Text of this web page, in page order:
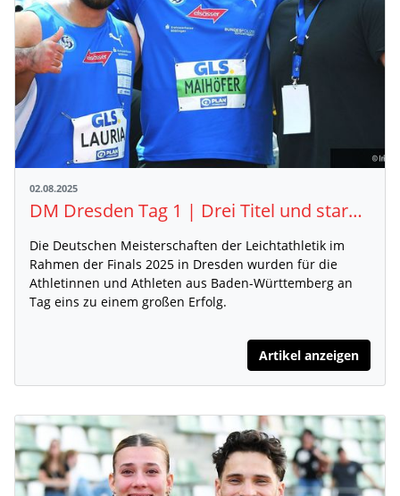
02.08.2025
DM Dresden Tag 1 | Drei Titel und starke Podestplätze für BW-Athlet:innen
Die Deutschen Meisterschaften der Leichtathletik im
Rahmen der Finals 2025 in Dresden wurden für die
Athletinnen und Athleten aus Baden-Württemberg an
Tag eins zu einem großen Erfolg.
Artikel anzeigen